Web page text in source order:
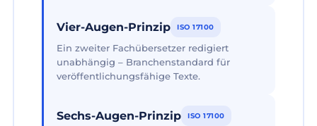
Vier-Augen-Prinzip ISO 17100
Ein zweiter Fachübersetzer redigiert
unabhängig – Branchenstandard für
veröffentlichungsfähige Texte.
Sechs-Augen-Prinzip ISO 17100